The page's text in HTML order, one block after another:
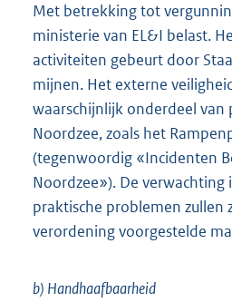
Met betrekking tot
ministerie van EL&I belast.
activiteiten gebeurt door
mijnen. Het externe
waarschijnlijk onderdeel van
Noordzee, zoals het
(tegenwoordig «Incidenten
Noordzee»). De verwachting
praktische problemen zullen
verordening voorgestelde
b) Handhaafbaarheid